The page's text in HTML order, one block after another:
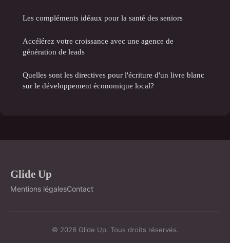
Les compléments idéaux pour la santé des seniors
Accélérez votre croissance avec une agence de
génération de leads
Quelles sont les directives pour l'écriture d'un livre blanc
sur le développement économique local?
Glide Up
Mentions légalesContact
© 2026 Glide Up. Tous droits réservés.